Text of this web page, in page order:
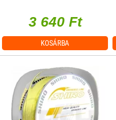
3 640 Ft
KOSÁRBA